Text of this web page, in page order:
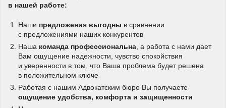
в нашей работе:
Наши предложения выгодны в сравнении
с предложениями наших конкурентов
Наша команда профессиональна , а работа с нами дает
Вам ощущение надежности, чувство спокойствия
и уверенности в том, что Ваша проблема будет решена
в положительном ключе
Работая с нашим Адвокатским бюро Вы получаете
ощущение удобства, комфорта и защищенности